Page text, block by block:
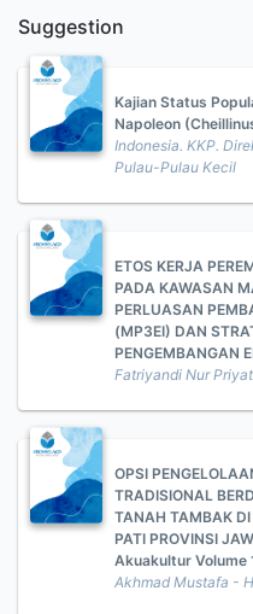
Suggestion
Kajian Status
Napoleon
Indonesia. KKP.
Pulau-Pulau Kecil
ETOS KERJA
PADA KAWASAN
PERLUASAN
(MP3EI) DAN
PENGEMBANGAN
Fatriyandi Nur
OPSI
TRADISIONAL
TANAH TAMBAK
PATI PROVINSI
Akuakultur Volume
Akhmad Mustafa -